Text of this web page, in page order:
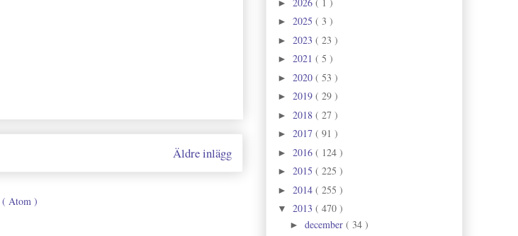
Äldre inlägg
( Atom )
►
► 2025 ( 3 )
► 2023 ( 23 )
► 2021 ( 5 )
► 2020 ( 53 )
► 2019 ( 29 )
► 2018 ( 27 )
► 2017 ( 91 )
► 2016 ( 124 )
► 2015 ( 225 )
► 2014 ( 255 )
▼ 2013 ( 470 )
► december ( 34 )